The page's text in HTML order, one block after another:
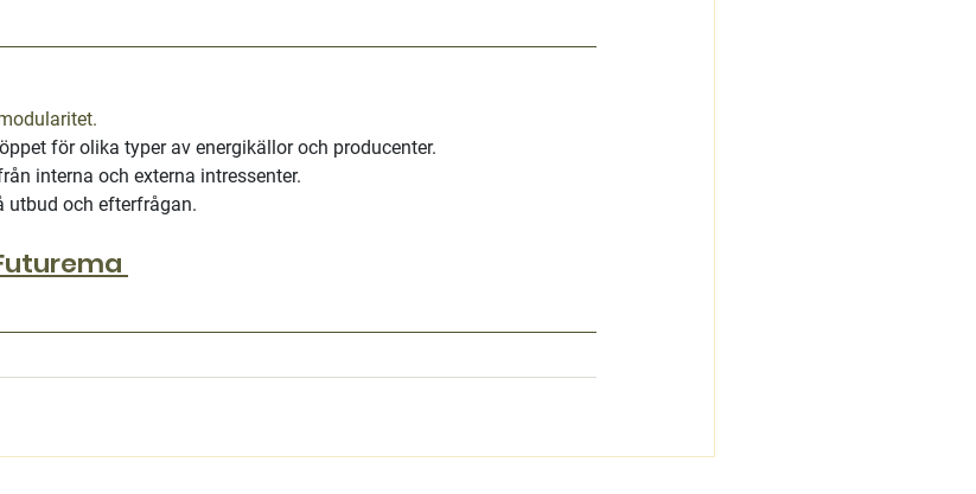
för olika typer av energikällor och producenter.
interna och externa intressenter.
utbud och efterfrågan.